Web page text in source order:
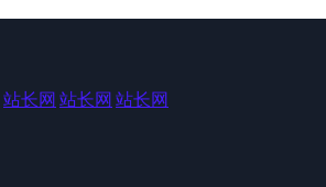
站长网 站长网 站长网